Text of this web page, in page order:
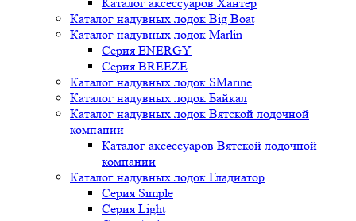
Каталог надувных лодок Big Boat
Каталог надувных лодок Marlin
Серия ENERGY
Серия BREEZE
Каталог надувных лодок SMarine
Каталог надувных лодок Байкал
Каталог надувных лодок Вятской лодочной
компании
Каталог аксессуаров Вятской лодочной
компании
Каталог надувных лодок Гладиатор
Серия Simple
Серия Light